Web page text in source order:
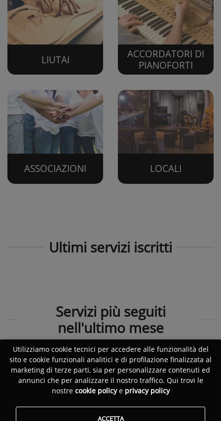
LIUTAI
ACCORDATORI DI
PIANOFORTI
ASSOCIAZIONI LOCALI
Ultimi servizi iscritti
Servizi più seguiti
nell'ultimo mese
Utilizziamo cookie tecnici per accedere alle funzionalità del
sito e cookie funzionali analitici e di profilazione finalizzata al
marketing di terze parti, sia per personalizzare contenuti ed
annunci che per analizzare il nostro traffico. Qui trovi le
nostre cookie policye privacy policy
ACCETTA